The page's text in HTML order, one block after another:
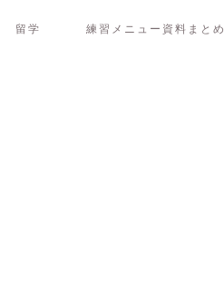
留学 練習メニュー資料まとめ